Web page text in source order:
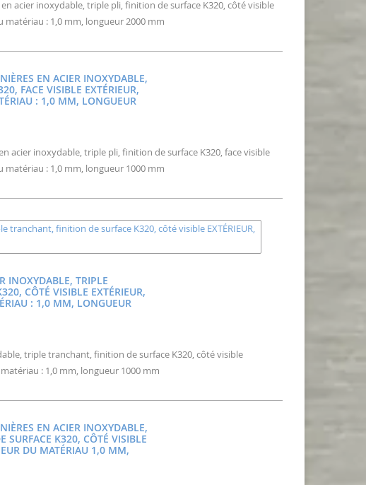
en acier inoxydable, triple pli, finition de surface K320, côté visible
matériau : 1,0 mm, longueur 2000 mm
EN ACIER INOXYDABLE,
FACE VISIBLE EXTÉRIEUR,
: 1,0 MM, LONGUEUR
en acier inoxydable, triple pli, finition de surface K320, face visible
matériau : 1,0 mm, longueur 1000 mm
INOXYDABLE, TRIPLE
CÔTÉ VISIBLE EXTÉRIEUR,
: 1,0 MM, LONGUEUR
triple tranchant, finition de surface K320, côté visible
matériau : 1,0 mm, longueur 1000 mm
EN ACIER INOXYDABLE,
SURFACE K320, CÔTÉ VISIBLE
DU MATÉRIAU 1,0 MM,